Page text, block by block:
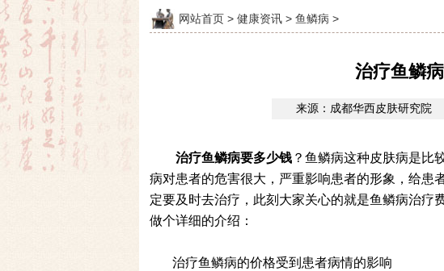
网站首页 > 健康资讯 > 鱼鳞病 >
治疗鱼鳞
来源：成都华西皮肤研究院
治疗鱼鳞病要多少钱 ？鱼鳞病这种皮肤病是比
病对患者的危害很大，严重影响患者的形象，给患
定要及时去治疗，此刻大家关心的就是鱼鳞病治疗
做个详细的介绍：
治疗鱼鳞病的价格受到患者病情的影响